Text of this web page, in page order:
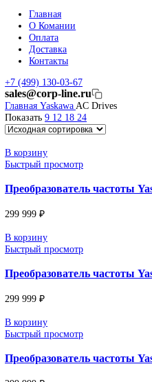
Renishaw Системы
CMM Renishaw
Renishaw
Renishaw Cтилусы
DUNGS
SMW AUTOBLOK
SIEMENS
Сервопривод
Газовый
О Комании
Доставка
Контакты
+7 (499) 130-03-67
sales@corp-line.ru
Показать
В корзину